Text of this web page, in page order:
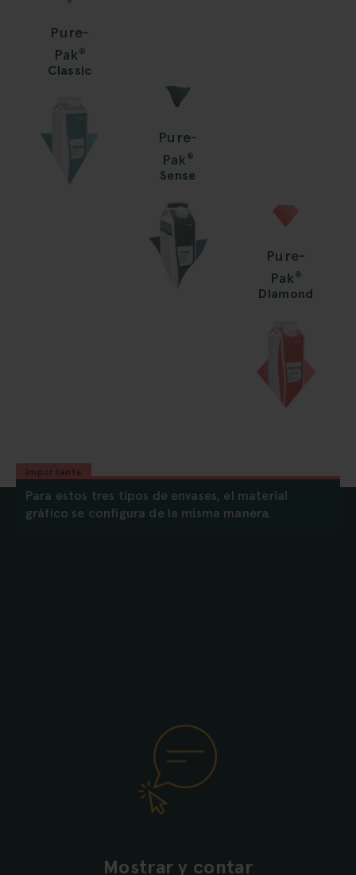
Pure-
Pak ®
Classic
Pure-
Pak ®
Sense
Pure-
Pak ®
Diamond
Importante
Para estos tres tipos de envases, el material
gráfico se configura de la misma manera.
Mostrar y contar